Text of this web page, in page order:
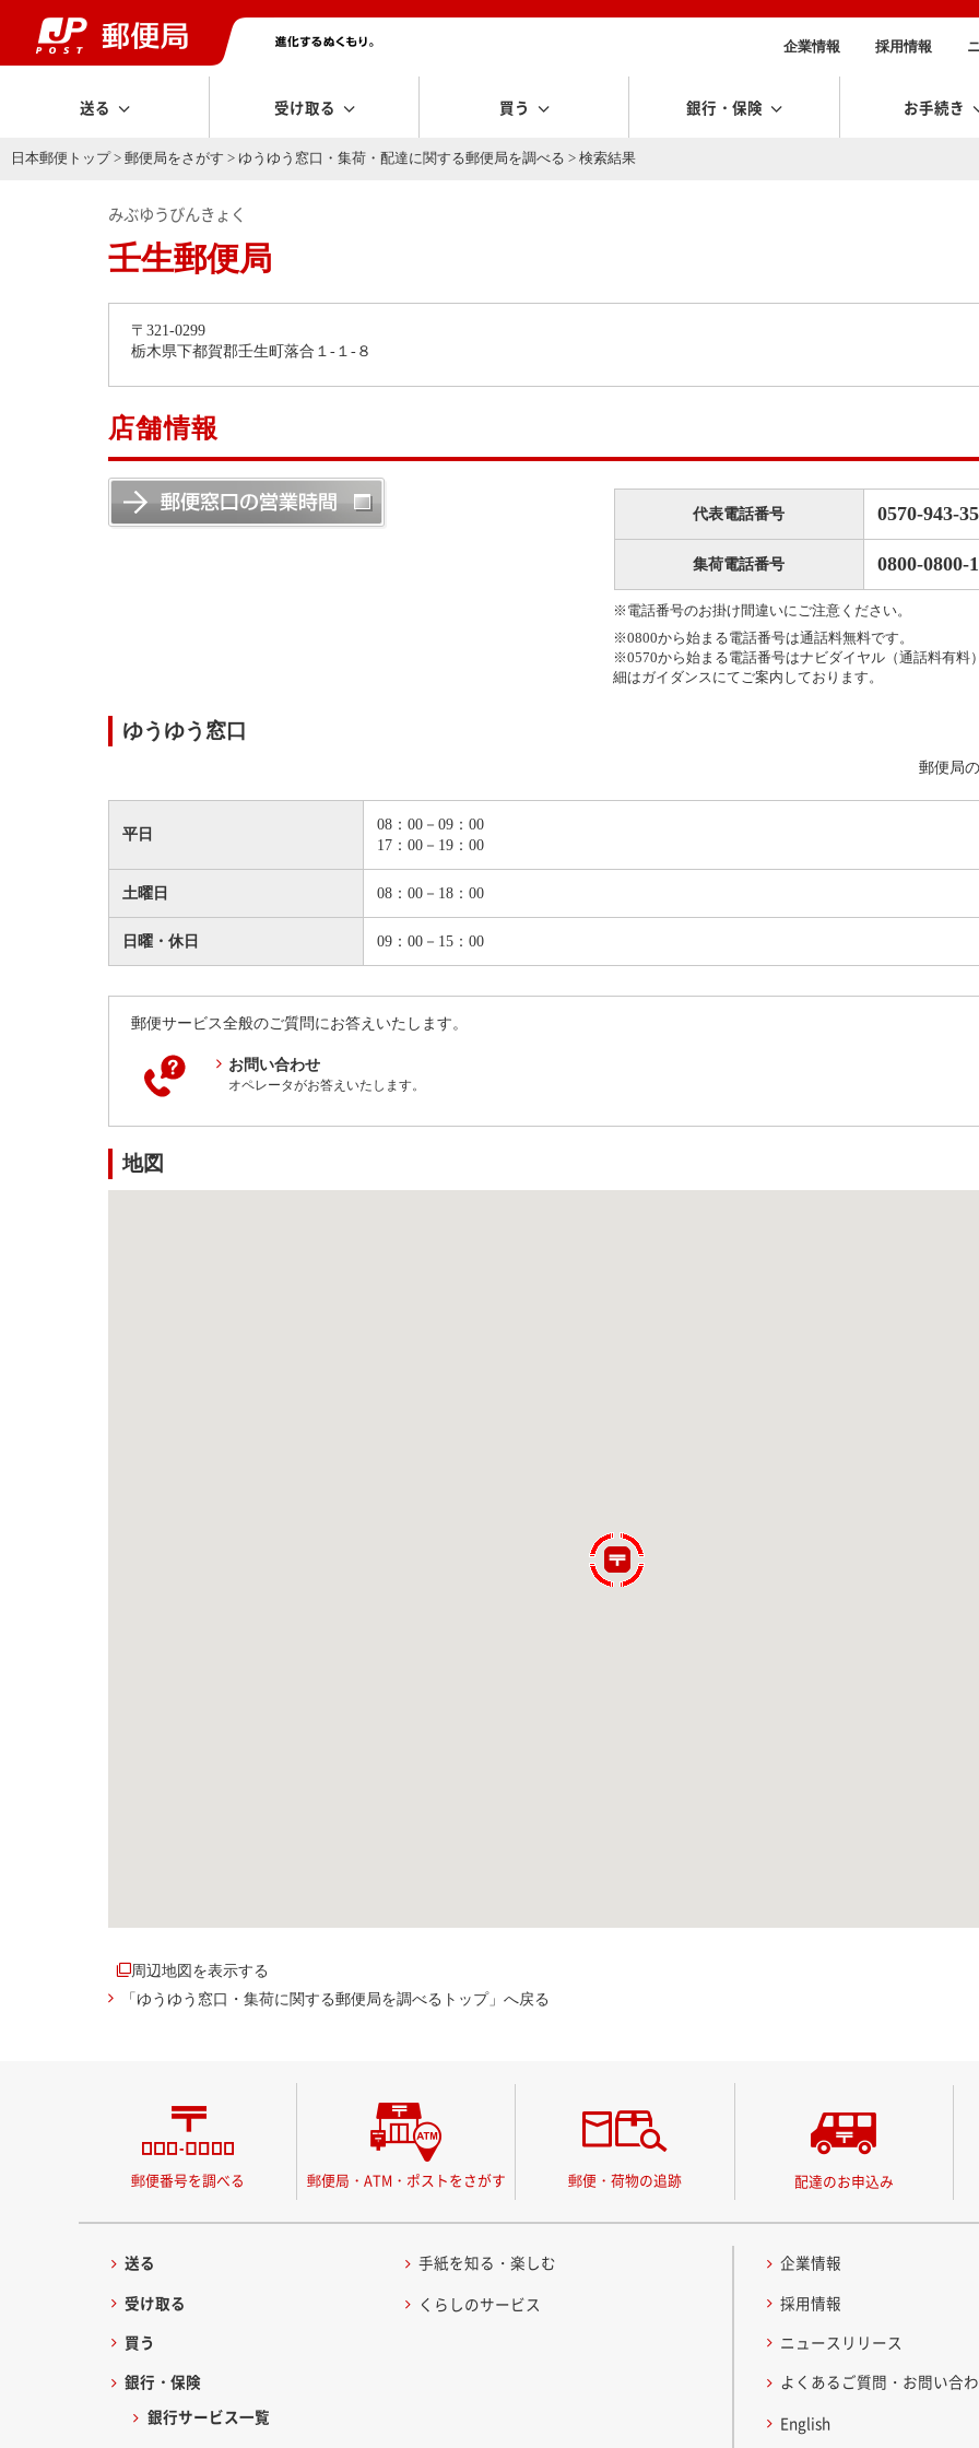
企業情報 採用情報
送る 受け取る 買う 銀行・保険 お手続き
日本郵便トップ>郵便局をさがす >ゆうゆう窓口・集荷・配達に関する郵便局を調べる > 検索結果
みぶゆうびんきょく
壬生郵便局
〒321-0299
栃木県下都賀郡壬生町落合１-１-８
店舗情報
代表電話番号 0570-943-
集荷電話番号 0800-0800-
※電話番号のお掛け間違いにご注意ください。
※0800から始まる電話番号は通話料無料です。
※0570から始まる電話番号はナビダイヤル（通話料有料
細はガイダンスにてご案内しております。
ゆうゆう窓口
郵便局
平日
08：00－09：00
17：00－19：00
土曜日 08：00－18：00
日曜・休日 09：00－15：00
郵便サービス全般のご質問にお答えいたします。
お問い合わせ
オペレータがお答えいたします。
地図
周辺地図を表示する
「ゆうゆう窓口・集荷に関する郵便局を調べるトップ」へ戻る
郵便番号を調べる 郵便局・ATM・ポストをさがす 郵便・荷物の追跡 配達のお申込み
送る
受け取る
買う
銀行・保険
銀行サービス一覧
手紙を知る・楽しむ
くらしのサービス
企業情報
採用情報
ニュースリリース
よくあるご質問・お問い合
English